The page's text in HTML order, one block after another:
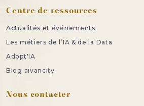
Centre de ressources
Actualités et événements
Les métiers de l’IA & de la Data
Adopt'IA
Blog aivancity
Nous contacter